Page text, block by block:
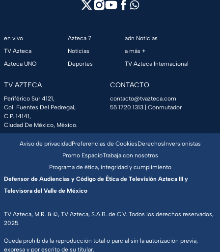
en vivo
TV Azteca
Azteca UNO
Azteca 7
Noticias
Deportes
adn Noticias
a más +
TV Azteca Internacional
TV AZTECA
Periférico Sur 4121,
Col. Fuentes Del Pedregal,
C.P. 14141,
Ciudad De México, México.
CONTACTO
contacto@tvazteca.com
55 1720 1313 | Conmutador
TV Azteca, M.R. & ©, TV Azteca, S.A.B. de C.V. Todos los derechos reservados,
2025.
Queda prohibida la reproducción total o parcial sin la autorización previa,
expresa y por escrito de su titular.
Aviso de privacidadPreferencias de CookiesDerechosInversionistas
Promo EspacioTrabaja con nosotros
Programa de ética, integridad y cumplimiento
Defensor de Audiencias y Código de Ética de Televisión Azteca III y
Televisora del Valle de México